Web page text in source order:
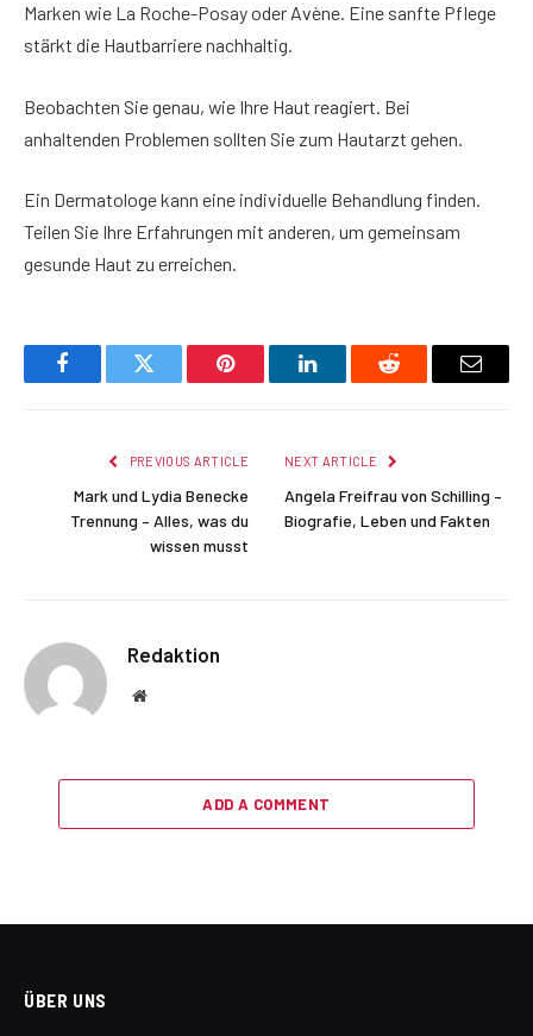
Marken wie La Roche-Posay oder Avène. Eine sanfte Pflege
stärkt die Hautbarriere nachhaltig.
Beobachten Sie genau, wie Ihre Haut reagiert. Bei
anhaltenden Problemen sollten Sie zum Hautarzt gehen.
Ein Dermatologe kann eine individuelle Behandlung finden.
Teilen Sie Ihre Erfahrungen mit anderen, um gemeinsam
gesunde Haut zu erreichen.
FacebookTwitter Pinterest LinkedInReddit Email
PREVIOUS ARTICLE
Mark und Lydia Benecke
Trennung – Alles, was du
wissen musst
NEXT ARTICLE
Angela Freifrau von Schilling –
Biografie, Leben und Fakten
Redaktion
Website
ADD A COMMENT
ÜBER UNS